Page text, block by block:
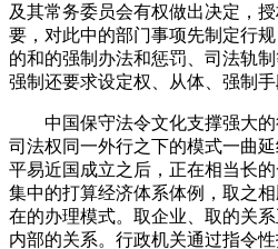
及其常务委员会有权做出决定，
要，对此中的部门事项先制定行
的和的强制办法和惩罚、司法轨
强制还要求设定权、从体、强制手
中国保守法令文化支撑强大的
司法权同一外行之下的模式一曲
平易近国成立之后，正在相当长
集中的打算经济体系体例，取之
在的办理模式。取企业、取的关
内部的关系。行政机关通过指令